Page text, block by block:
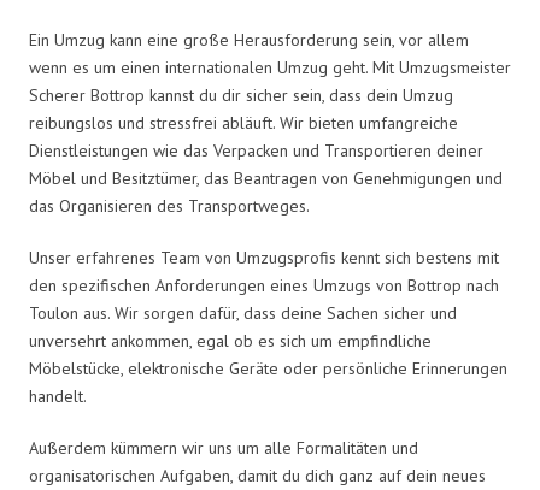
Ein Umzug kann eine große Herausforderung sein, vor allem
wenn es um einen internationalen Umzug geht. Mit Umzugsmeister
Scherer Bottrop kannst du dir sicher sein, dass dein Umzug
reibungslos und stressfrei abläuft. Wir bieten umfangreiche
Dienstleistungen wie das Verpacken und Transportieren deiner
Möbel und Besitztümer, das Beantragen von Genehmigungen und
das Organisieren des Transportweges.
Unser erfahrenes Team von Umzugsprofis kennt sich bestens mit
den spezifischen Anforderungen eines Umzugs von Bottrop nach
Toulon aus. Wir sorgen dafür, dass deine Sachen sicher und
unversehrt ankommen, egal ob es sich um empfindliche
Möbelstücke, elektronische Geräte oder persönliche Erinnerungen
handelt.
Außerdem kümmern wir uns um alle Formalitäten und
organisatorischen Aufgaben, damit du dich ganz auf dein neues